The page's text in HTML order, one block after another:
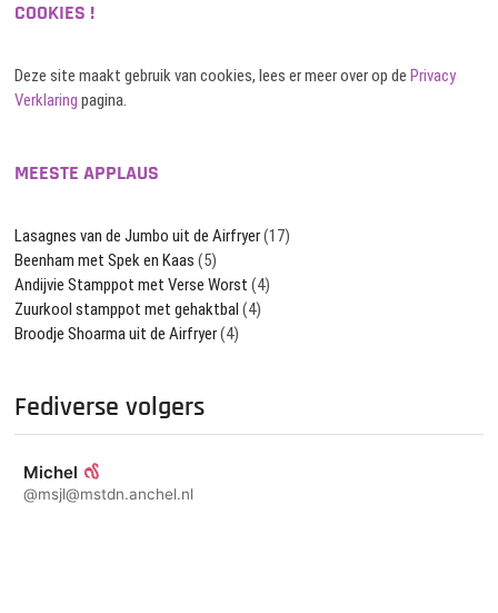
COOKIES !
Deze site maakt gebruik van cookies, lees er meer over op dePrivacy
Verklaring pagina.
MEESTE APPLAUS
Lasagnes van de Jumbo uit de Airfryer(17)
Beenham met Spek en Kaas (5)
Andijvie Stamppot met Verse Worst (4)
Zuurkool stamppot met gehaktbal (4)
Broodje Shoarma uit de Airfryer(4)
Fediverse volgers
Michel
@msjl@mstdn.anchel.nl